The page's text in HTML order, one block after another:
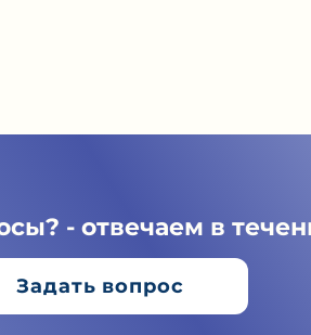
Задать вопрос
- отвечаем в